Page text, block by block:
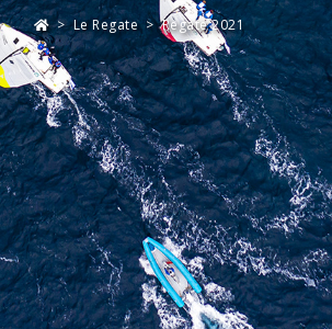
>Le Regate>Regate 2021